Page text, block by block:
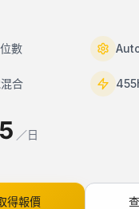
數
合 455
／日
得報價